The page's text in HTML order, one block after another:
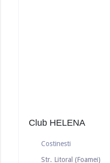
Club HELENA
Costinesti
Str. Litoral (Foamei)